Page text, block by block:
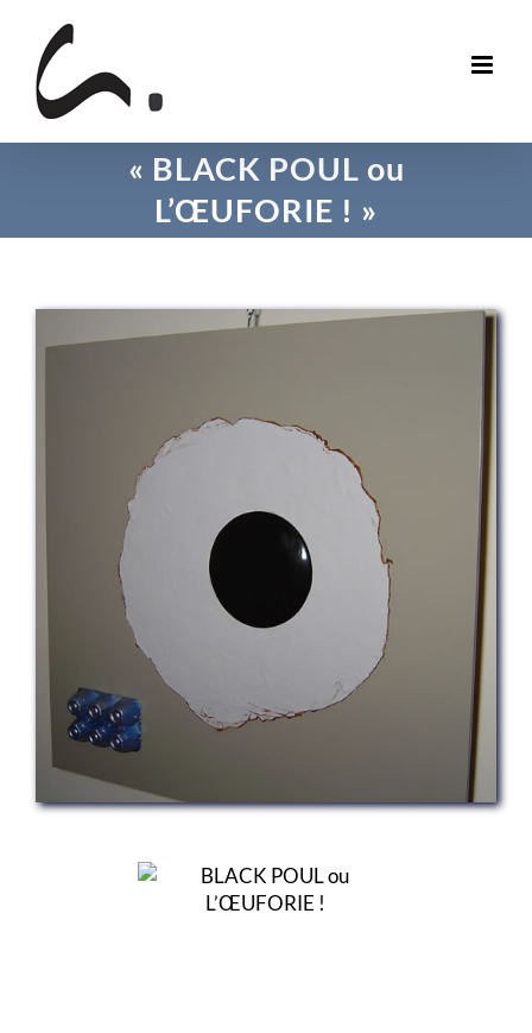
content
« BLACK POUL ou
L’ŒUFORIE ! »